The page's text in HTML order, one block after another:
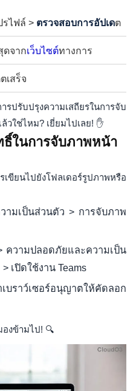
รไฟล์ > ตรวจสอบการอัปเดต
ดจากเว็บไซต์ทางการ
เสร็จ
รับปรุงความเสถียรในการจับ
ใช่ไหม? เยี่ยมไปเลย! ✋
ธิ์ในการจับภาพหน้า
ขียนไปยังโฟลเดอร์รูปภาพหรือ
ามเป็นส่วนตัว > การจับภาพ
ความปลอดภัยและความเป็น
เปิดใช้งาน Teams
บราว์เซอร์อนุญาตให้คัดลอก
งข้ามไป! 🔍